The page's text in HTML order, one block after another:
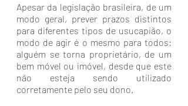
Apesar da legislação brasileira, de um
modo geral, prever prazos distintos
para diferentes tipos de usucapião, o
modo de agir é o mesmo para todos:
alguém se torna proprietário, de um
bem móvel ou imóvel, desde que este
não esteja sendo utilizado
corretamente pelo seu dono.